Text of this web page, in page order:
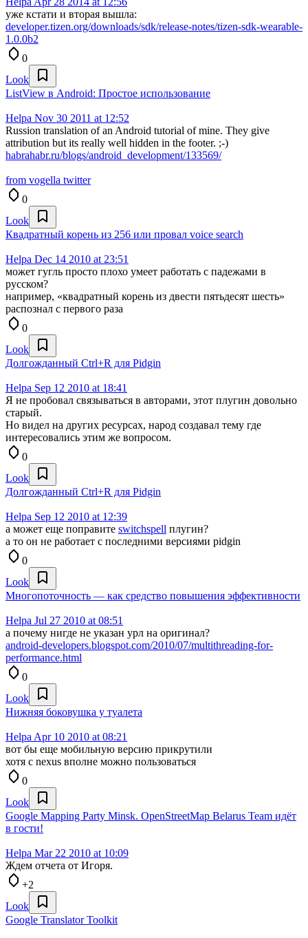
уже кстати и вторая вышла:
developer.tizen.org/downloads/sdk/release-notes/tizen-sdk-wearable-
1.0.0b2
0
Look
ListView в Android: Простое использование
Helpa Nov 30 2011 at 12:52
Russion translation of an Android tutorial of mine. They give
attribution but its really well hidden in the footer. ;-)
habrahabr.ru/blogs/android_development/133569/
from vogella twitter
0
Look
Квадратный корень из 256 или провал voice search
Helpa Dec 14 2010 at 23:51
может гугль просто плохо умеет работать с падежами в
русском?
например, «квадратный корень из двести пятьдесят шесть»
распознал с первого раза
0
Look
Долгожданный Ctrl+R для Pidgin
Helpa Sep 12 2010 at 18:41
Я не пробовал связываться в авторами, этот плугин довольно
старый.
Но видел на других ресурсах, народ создавал тему где
интересовались этим же вопросом.
0
Look
Долгожданный Ctrl+R для Pidgin
Helpa Sep 12 2010 at 12:39
а может еще поправите switchspell плугин?
а то он не работает с последними версиями pidgin
0
Look
Многопоточность — как средство повышения эффективности
Helpa Jul 27 2010 at 08:51
а почему нигде не указан урл на оригинал?
android-developers.blogspot.com/2010/07/multithreading-for-
performance.html
0
Look
Нижняя боковушка у туалета
Helpa Apr 10 2010 at 08:21
вот бы еще мобильную версию прикрутили
хотя с nexus вполне можно пользоваться
0
Look
Google Mapping Party Minsk. OpenStreetMap Belarus Team идёт
в гости!
Helpa Mar 22 2010 at 10:09
Ждем отчета от Игоря.
+2
Look
Google Translator Toolkit